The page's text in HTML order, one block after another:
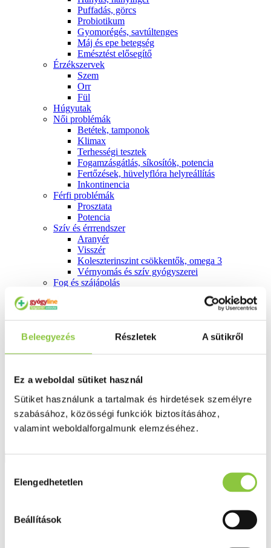
Beleegyezés Részletek A sütikről
Ez a weboldal sütiket használ
Sütiket használunk a tartalmak és hirdetések személyre
szabásához, közösségi funkciók biztosításához,
valamint weboldalforgalmunk elemzéséhez.
kiválasztása
Elengedhetetlen
Beállítások
Puffadás, görcs
Probiotikum
Gyomorégés, savtúltenges
Máj és epe betegség
Emésztést elősegítő
Érzékszervek
Szem
Orr
Fül
Húgyutak
Női problémák
Betétek, tamponok
Klimax
Terhességi tesztek
Fogamzásgátlás, síkosítók, potencia
Fertőzések, hüvelyflóra helyreállítás
Inkontinencia
Férfi problémák
Prosztata
Potencia
Szív és érrrendszer
Aranyér
Visszér
Koleszterinszint csökkentők, omega 3
Vérnyomás és szív gyógyszerei
Fog és szájápolás
Fogselyem
Teák
Gyógyteák
Könyvek
Egészség ajándékba
Tápszer
Ajánlataink
Elysium TP600 érintésmentes infravörös digitális lázmérő